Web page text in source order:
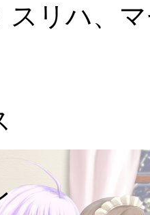
スリハ、